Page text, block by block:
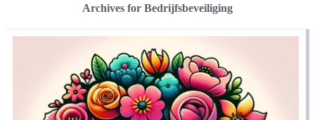
Archives for Bedrijfsbeveiliging